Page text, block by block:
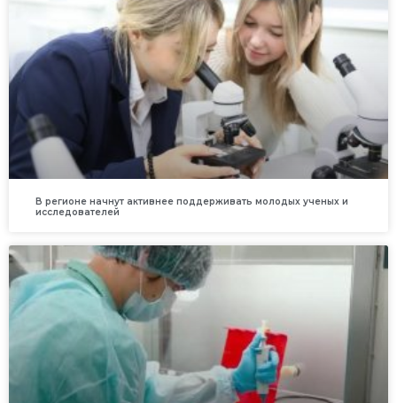
В регионе начнут активнее поддерживать молодых ученых и
исследователей